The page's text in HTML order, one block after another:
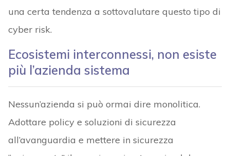
una certa tendenza a sottovalutare questo tipo di
cyber risk.
Ecosistemi interconnessi, non esiste
più l’azienda sistema
Nessun’azienda si può ormai dire monolitica.
Adottare policy e soluzioni di sicurezza
all’avanguardia e mettere in sicurezza